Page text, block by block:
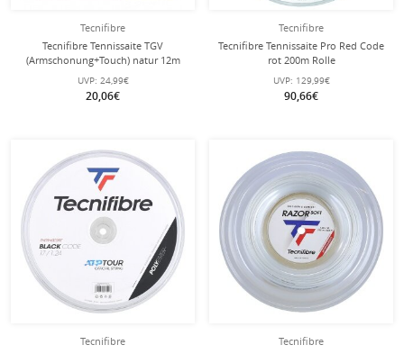
Tecnifibre
Tecnifibre Tennissaite TGV
(Armschonung+Touch) natur 12m
Set
UVP: 24,99€
20,06€
Tecnifibre
Tecnifibre Tennissaite Pro Red Code
rot 200m Rolle
UVP: 129,99€
90,66€
Tecnifibre
Tecnifibre